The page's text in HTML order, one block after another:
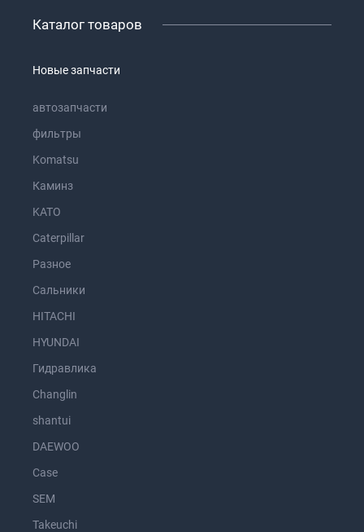
Каталог товаров
Новые запчасти
автозапчасти
фильтры
Komatsu
Каминз
KATO
Caterpillar
Разное
Сальники
HITACHI
HYUNDAI
Гидравлика
Changlin
shantui
DAEWOO
Case
SEM
Takeuchi